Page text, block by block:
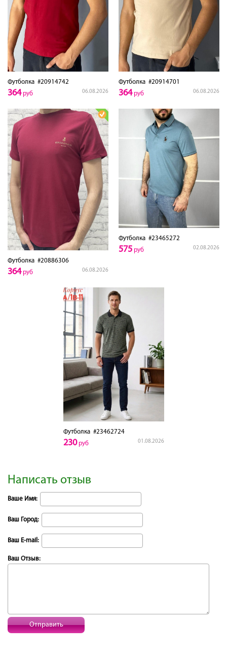
Футболка #20914742
06.08.2026
364руб
Футболка #20914701
06.08.2026
364руб
Футболка #20886306
06.08.2026
364руб
Футболка #23465272
02.08.2026
575 руб
Футболка#23462724
01.08.2026
230руб
Написать отзыв
Ваше Имя:
Ваш Город:
Ваш E-mail:
Ваш Отзыв:
Отправить